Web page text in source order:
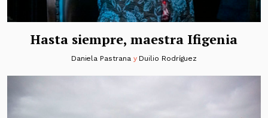
Hasta siempre, maestra Ifigenia
Daniela Pastranay Duilio Rodríguez